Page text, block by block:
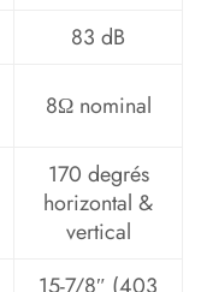
83 dB
8Ω nominal
170 degrés
horizontal &
vertical